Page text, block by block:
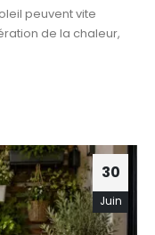
peuvent vite
de la chaleur,
30
Juin